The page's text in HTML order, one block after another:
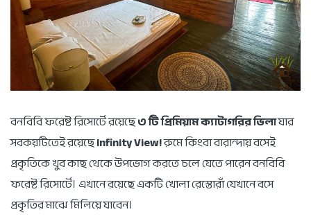
বনবিবি ফরেষ্ট রিসোর্টে রয়েছে৩ টি প্রিমিয়াম ক্যাটাগরির ভিলাযার
সবকয়টিতেই রয়েছেInfinity View!রুমে কিংবা বারান্দায় বসেই
প্রকৃতিকে খুব কাছ থেকে উপভোগ করতে চলে যেতে পারেন বনবিবি
ফরেষ্ট রিসোর্টে। এখানে রয়েছে একটি খোলা রেস্তোরাঁ যেখানে বসে
প্রকৃতির মাঝে মিলিয়ে যাবেন।